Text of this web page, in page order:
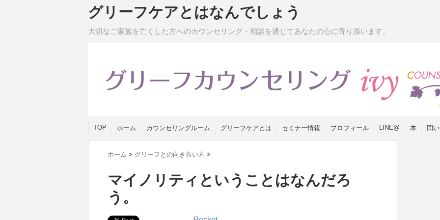
グリーフケアとはなんでしょう
大切なご家族を亡くした方へのカウンセリング・相談を通じてあなたの心に寄り添います。
TOP ホーム カウンセリングルーム グリーフケアとは セミナー情報 プロフィール LINE@ 本 問
ホーム > グリーフとの向き合い方 >
マイノリティということはなんだろ
う。